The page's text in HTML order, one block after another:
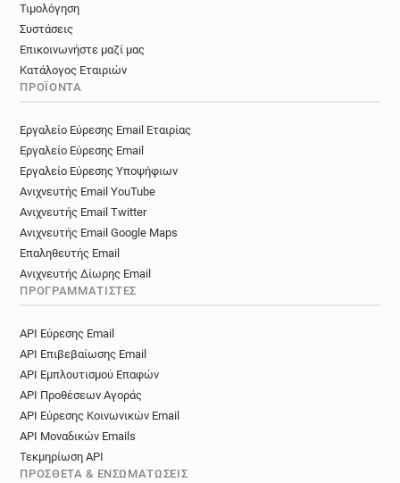
Τιμολόγηση
Συστάσεις
Επικοινωνήστε μαζί μας
Κατάλογος Εταιριών
ΠΡΟΪΌΝΤΑ
Εργαλείο Εύρεσης Email Εταιρίας
Εργαλείο Εύρεσης Email
Εργαλείο Εύρεσης Υποψήφιων
Ανιχνευτής Email YouTube
Ανιχνευτής Email Twitter
Ανιχνευτής Email Google Maps
Επαληθευτής Email
Ανιχνευτής Δίωρης Email
ΠΡΟΓΡΑΜΜΑΤΙΣΤΈΣ
API Εύρεσης Email
API Επιβεβαίωσης Email
API Εμπλουτισμού Επαφών
API Προθέσεων Αγοράς
API Εύρεσης Κοινωνικών Email
API Μοναδικών Emails
Τεκμηρίωση API
ΠΡΌΣΘΕΤΑ & ΕΝΣΩΜΑΤΏΣΕΙΣ